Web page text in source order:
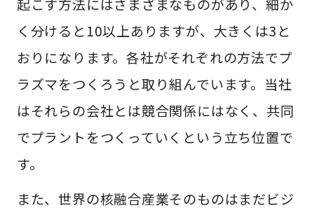
起こす方法にはさまざまなものがあり、細か
く分けると10以上ありますが、大きくは3と
おりになります。各社がそれぞれの方法でプ
ラズマをつくろうと取り組んでいます。当社
はそれらの会社とは競合関係にはなく、共同
でプラントをつくっていくという立ち位置で
す。
また、世界の核融合産業そのものはまだビジ